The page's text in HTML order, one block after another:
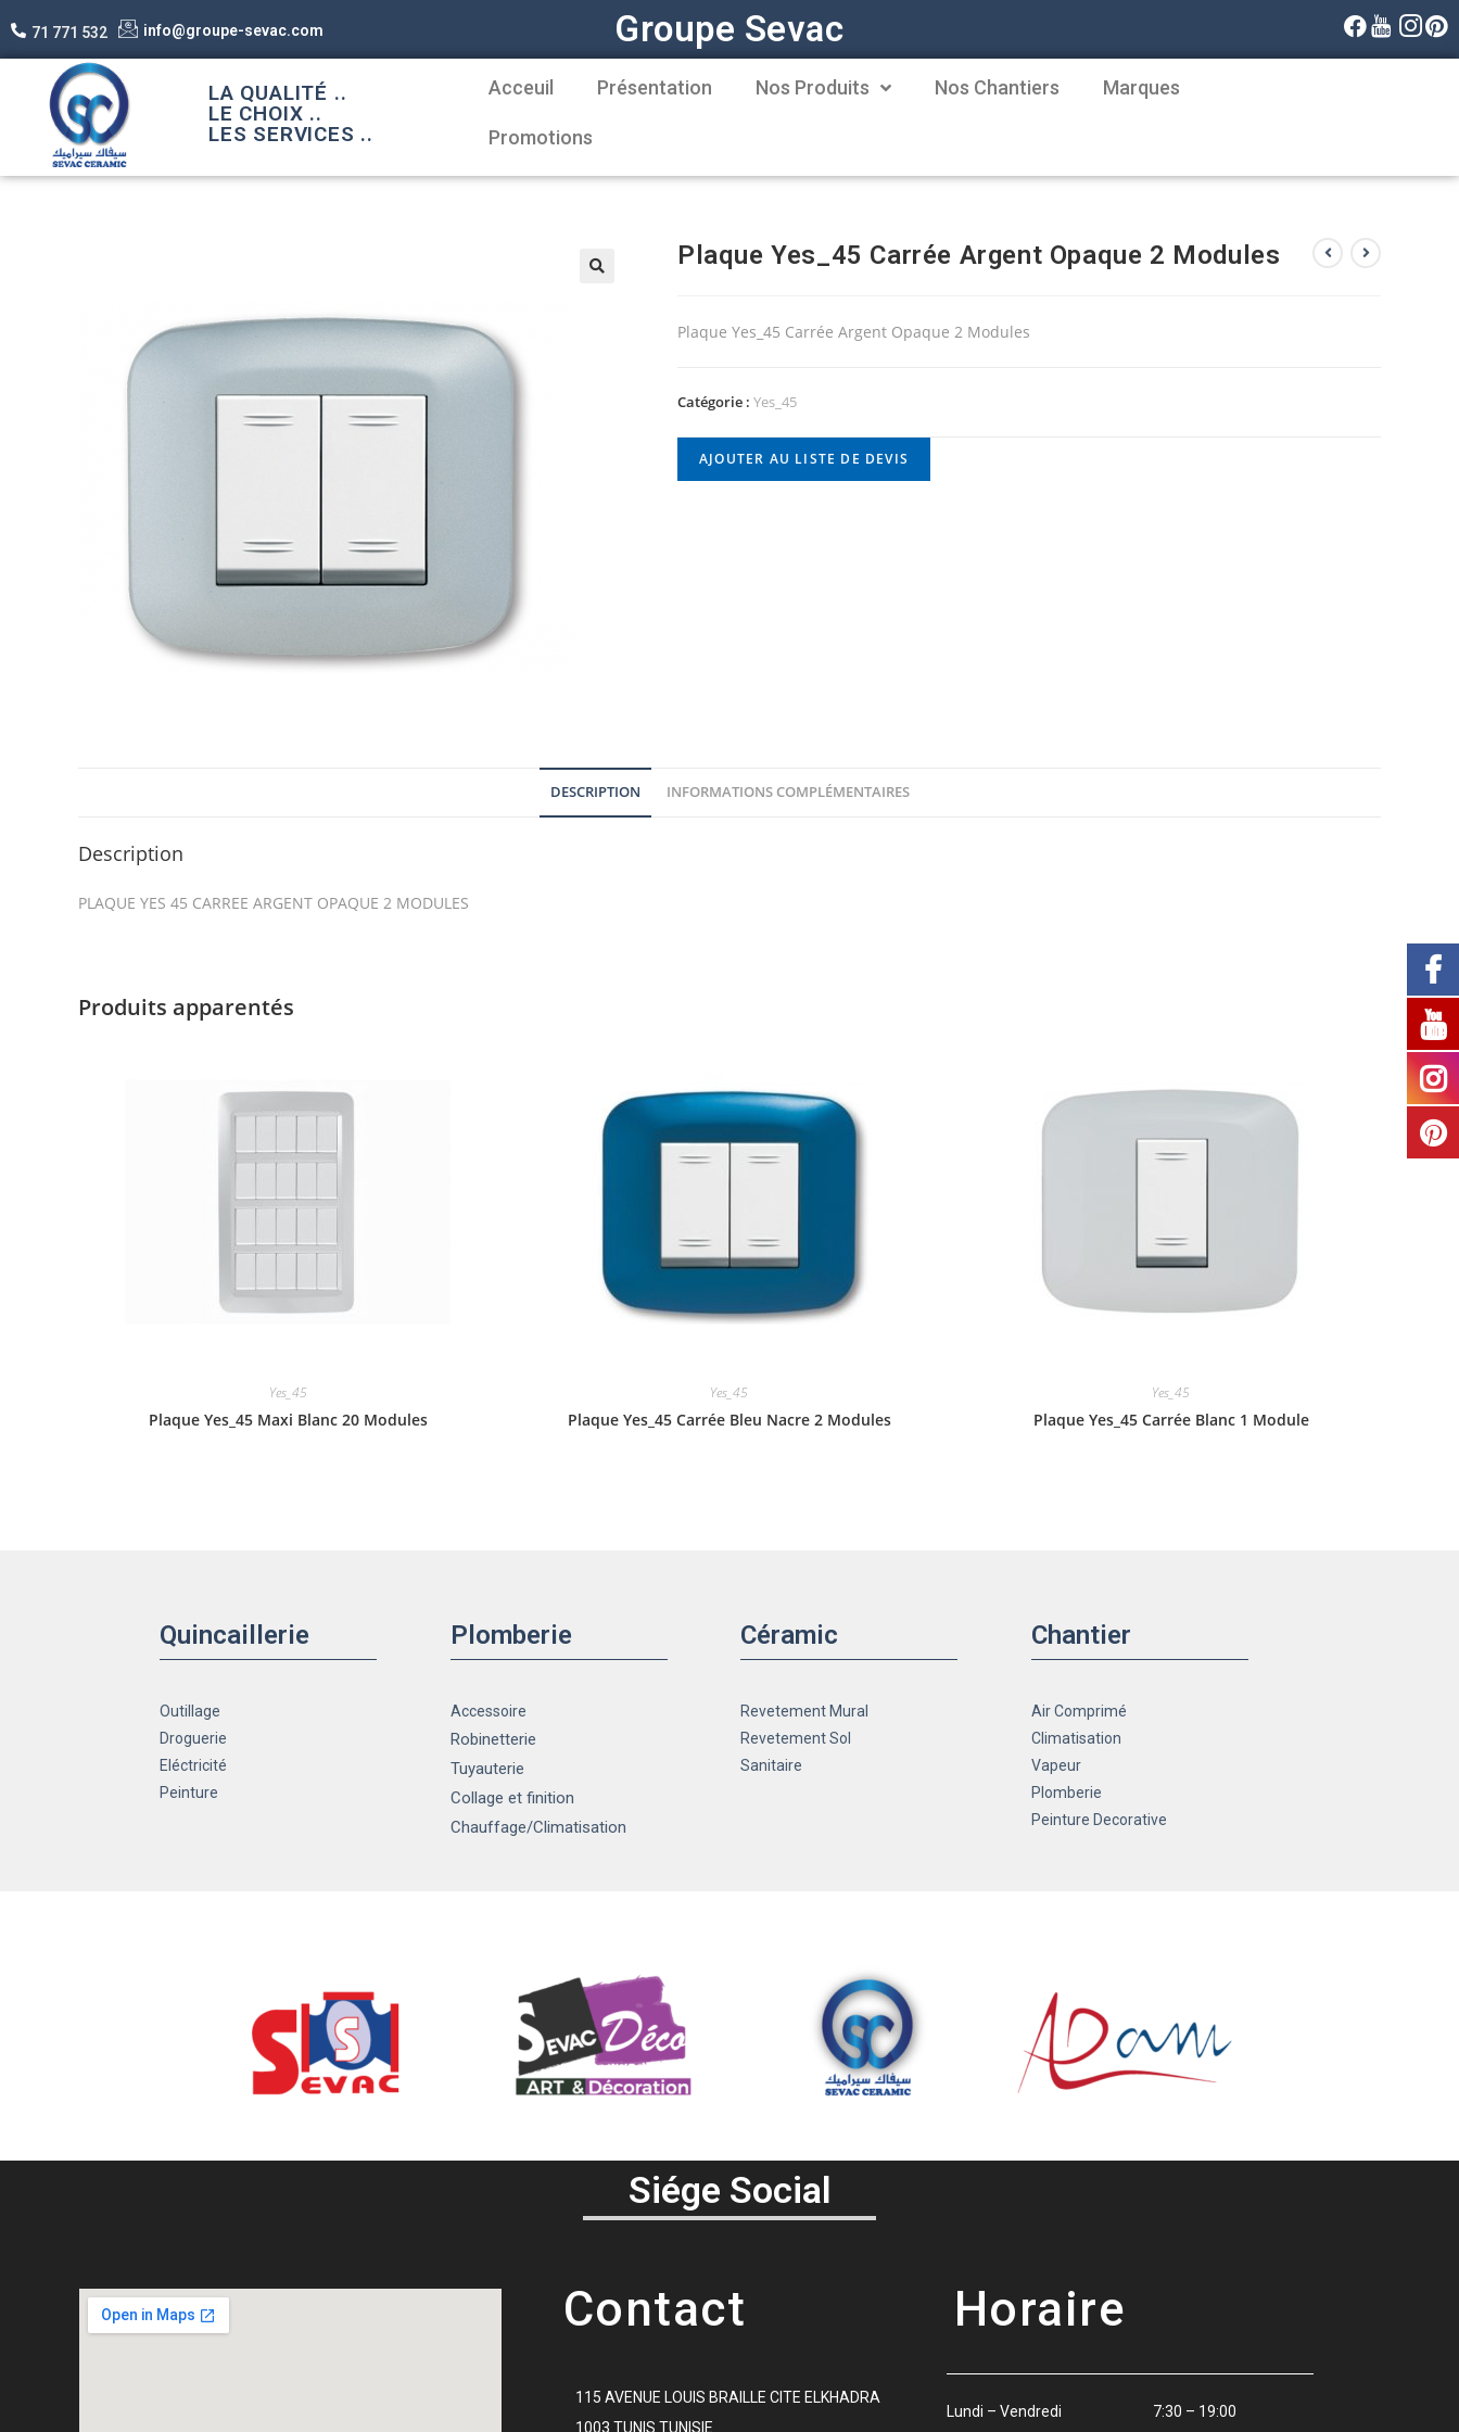
71 771 532 info@groupe-sevac.com Groupe Sevac
LA QUALITÉ ..
LE CHOIX ..
LES SERVICES ..
Acceuil Présentation Nos Produits Nos Chantiers Marques
Promotions
Plaque Yes_45 Carrée Argent Opaque 2 Modules
Plaque Yes_45 Carrée Argent Opaque 2 Modules
Catégorie : Yes_45
AJOUTER AU LISTE DE DEVIS
DESCRIPTION INFORMATIONS COMPLÉMENTAIRES
Description
PLAQUE YES 45 CARREE ARGENT OPAQUE 2 MODULES
Produits apparentés
Yes_45
Plaque Yes_45 Maxi Blanc 20 Modules
Yes_45
Plaque Yes_45 Carrée Bleu Nacre 2 Modules
Yes_45
Plaque Yes_45 Carrée Blanc 1 Module
Quincaillerie
Outillage
Droguerie
Eléctricité
Peinture
Plomberie
Accessoire
Robinetterie
Tuyauterie
Collage et finition
Chauffage/Climatisation
Céramic
Revetement Mural
Revetement Sol
Sanitaire
Chantier
Air Comprimé
Climatisation
Vapeur
Plomberie
Peinture Decorative
Siége Social
Contact
115 AVENUE LOUIS BRAILLE CITE ELKHADRA
1003 TUNIS TUNISIE
Horaire
Lundi – Vendredi 7:30 – 19:00